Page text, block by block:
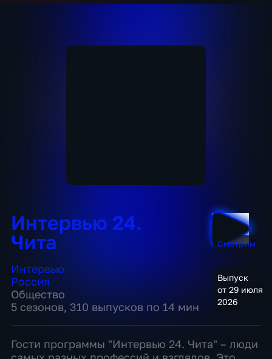
Интервью 24.
Чита
Смотрим
Выпуск
от 29 июля
2026
Интервью
Россия
Общество
5 сезонов, 310 выпусков по 14 мин
Гости программы "Интервью 24. Чита" – люди